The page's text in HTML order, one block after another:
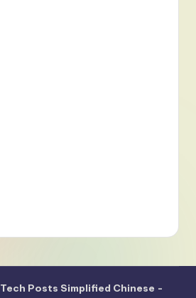
Tech Posts Simplified Chinese -